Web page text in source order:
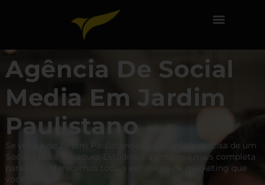
Agência De Social
Media Em Jardim
Paulistano
Se você é de Jardim Paulistano ou da região e precisa de um
Social Media. A Isaques Estúdios é a empresa mais completa
para você, oferecemos toda a estratégia de marketing que
você precisa.